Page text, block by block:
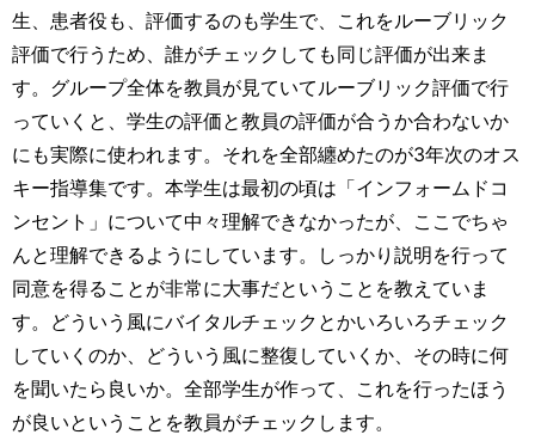
生、患者役も、評価するのも学生で、これをルーブリック
評価で行うため、誰がチェックしても同じ評価が出来ま
す。グループ全体を教員が見ていてルーブリック評価で行
っていくと、学生の評価と教員の評価が合うか合わないか
にも実際に使われます。それを全部纏めたのが3年次のオス
キー指導集です。本学生は最初の頃は「インフォームドコ
ンセント」について中々理解できなかったが、ここでちゃ
んと理解できるようにしています。しっかり説明を行って
同意を得ることが非常に大事だということを教えていま
す。どういう風にバイタルチェックとかいろいろチェック
していくのか、どういう風に整復していくか、その時に何
を聞いたら良いか。全部学生が作って、これを行ったほう
が良いということを教員がチェックします。